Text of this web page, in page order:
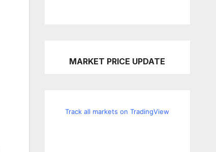
MARKET PRICE UPDATE
Track all markets on TradingView